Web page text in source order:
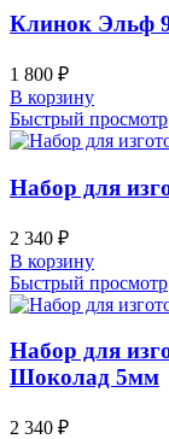
Клинок Эльф
1 800 ₽
В корзину
Быстрый просмотр
Набор для
2 340 ₽
В корзину
Быстрый просмотр
Набор для
Шоколад 5мм
2 340 ₽